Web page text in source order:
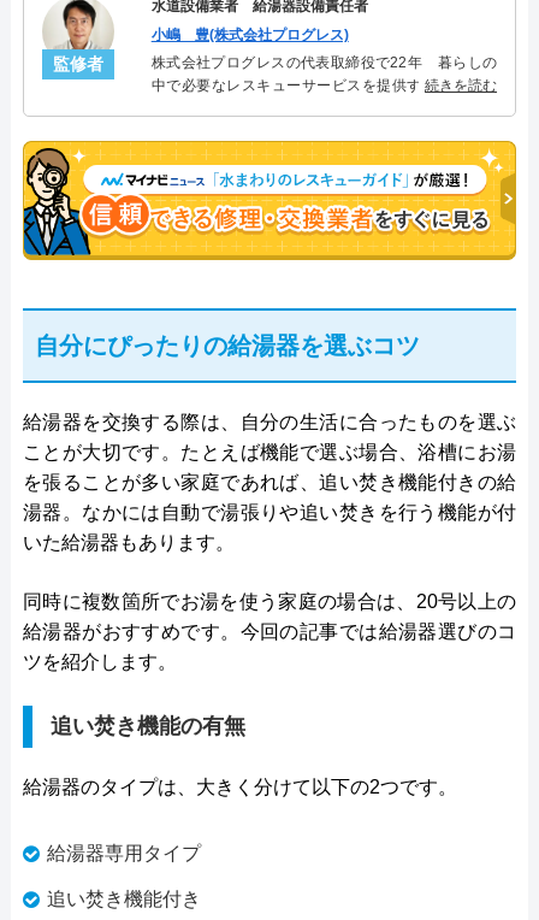
監修者
水道設備業者 給湯器設備責任者
小嶋 豊(株式会社プログレス)
株式会社プログレスの代表取締役で22年 暮らしの
中で必要なレスキューサービスを提供する株式会社
決。多くのお客様に信頼される「給湯器」のスペシ
ャリスト。
続きを読む
自分にぴったりの給湯器を選ぶコツ
給湯器を交換する際は、自分の生活に合ったものを選ぶ
ことが大切です。たとえば機能で選ぶ場合、浴槽にお湯
を張ることが多い家庭であれば、追い焚き機能付きの給
湯器。なかには自動で湯張りや追い焚きを行う機能が付
いた給湯器もあります。
同時に複数箇所でお湯を使う家庭の場合は、20号以上の
給湯器がおすすめです。今回の記事では給湯器選びのコ
ツを紹介します。
追い焚き機能の有無
給湯器のタイプは、大きく分けて以下の2つです。
給湯器専用タイプ
追い焚き機能付き